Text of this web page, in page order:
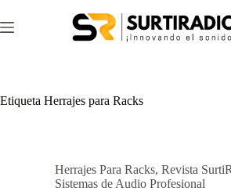
Etiqueta Herrajes para Racks
Herrajes Para Racks, Revista
Sistemas de Audio Profesional